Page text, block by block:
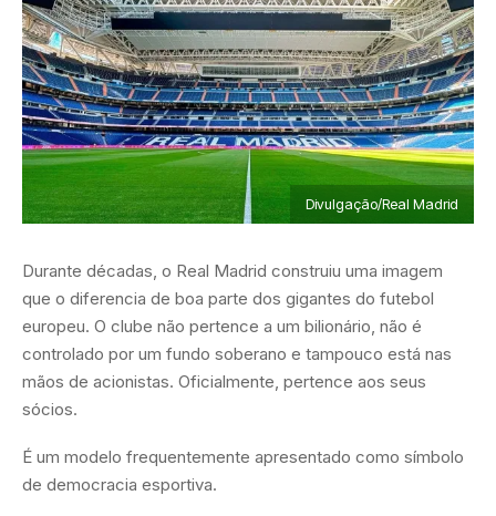
Divulgação/Real Madrid
Durante décadas, o Real Madrid construiu uma imagem
que o diferencia de boa parte dos gigantes do futebol
europeu. O clube não pertence a um bilionário, não é
controlado por um fundo soberano e tampouco está nas
mãos de acionistas. Oficialmente, pertence aos seus
sócios.
É um modelo frequentemente apresentado como símbolo
de democracia esportiva.